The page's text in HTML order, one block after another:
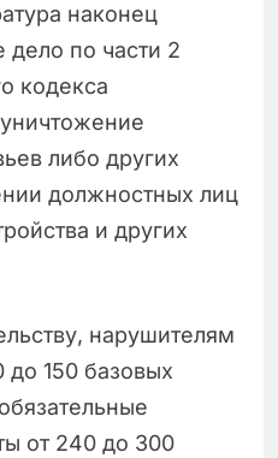
наконец
дело по части 2
кодекса
либо других
должностных лиц
и других
нарушителям
до 150 базовых
от 240 до 300